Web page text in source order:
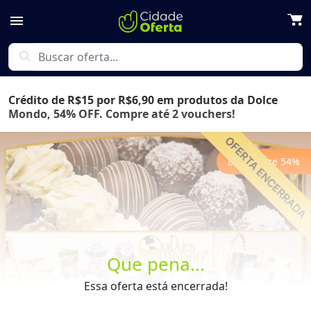
menu
search
Que pena...
Essa oferta está encerrada!
Crédito de R$15 por R$6,90 em produtos da Dolce
Mondo, 54% OFF. Compre até 2 vouchers!
Economize 54%